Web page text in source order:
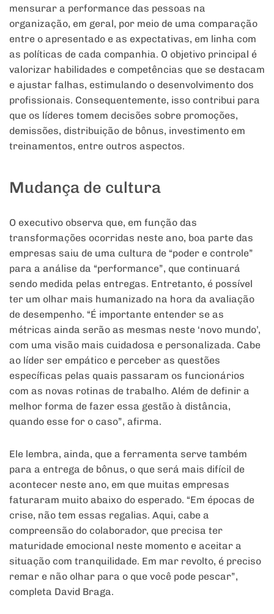
mensurar a performance das pessoas na
organização, em geral, por meio de uma comparação
entre o apresentado e as expectativas, em linha com
as políticas de cada companhia. O objetivo principal é
valorizar habilidades e competências que se destacam
e ajustar falhas, estimulando o desenvolvimento dos
profissionais. Consequentemente, isso contribui para
que os líderes tomem decisões sobre promoções,
demissões, distribuição de bônus, investimento em
treinamentos, entre outros aspectos.
Mudança de cultura
O executivo observa que, em função das
transformações ocorridas neste ano, boa parte das
empresas saiu de uma cultura de “poder e controle”
para a análise da “performance”, que continuará
sendo medida pelas entregas. Entretanto, é possível
ter um olhar mais humanizado na hora da avaliação
de desempenho. “É importante entender se as
métricas ainda serão as mesmas neste ‘novo mundo’,
com uma visão mais cuidadosa e personalizada. Cabe
ao líder ser empático e perceber as questões
específicas pelas quais passaram os funcionários
com as novas rotinas de trabalho. Além de definir a
melhor forma de fazer essa gestão à distância,
quando esse for o caso”, afirma.
Ele lembra, ainda, que a ferramenta serve também
para a entrega de bônus, o que será mais difícil de
acontecer neste ano, em que muitas empresas
faturaram muito abaixo do esperado. “Em épocas de
crise, não tem essas regalias. Aqui, cabe a
compreensão do colaborador, que precisa ter
maturidade emocional neste momento e aceitar a
situação com tranquilidade. Em mar revolto, é preciso
remar e não olhar para o que você pode pescar”,
completa David Braga.